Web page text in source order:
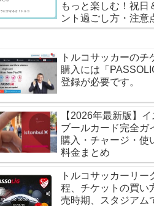
もっと楽しむ！祝日
ント過ごし方・注意
底解説＆まとめ
トルコサッカーのチ
購入には「
登録が必要です。
【2026年最新版】
ブールカード完全ガ
購入・チャージ・使
料金まとめ
トルコサッカーリー
程、チケットの買い
売時期、スタジアム